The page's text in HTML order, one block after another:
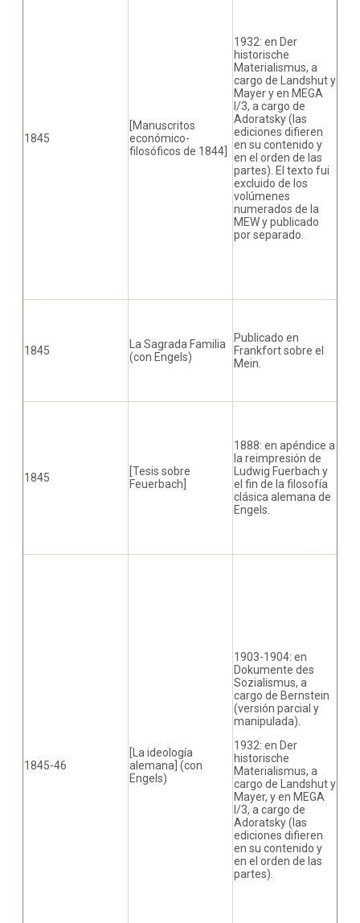
1845
[Manuscritos
económico-
filosóficos de 1844]
1932: en Der
historische
Materialismus, a
cargo de Landshut y
Mayer y en MEGA
I/3, a cargo de
Adoratsky (las
ediciones difieren
en su contenido y
en el orden de las
partes). El texto fui
excluido de los
volúmenes
numerados de la
MEW y publicado
por separado.
1845
La Sagrada Familia
(con Engels)
Publicado en
Frankfort sobre el
Mein.
1845
[Tesis sobre
Feuerbach]
1888: en apéndice a
la reimpresión de
Ludwig Fuerbach y
el fin de la filosofía
clásica alemana de
Engels.
1845-46
[La ideología
alemana] (con
Engels)
1903-1904: en
Dokumente des
Sozialismus, a
cargo de Bernstein
(versión parcial y
manipulada).
1932: en Der
historische
Materialismus, a
cargo de Landshut y
Mayer, y en MEGA
I/3, a cargo de
Adoratsky (las
ediciones difieren
en su contenido y
en el orden de las
partes).